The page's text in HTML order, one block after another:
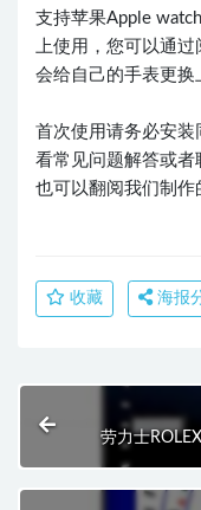
支持苹果Apple
上使用，您可以通过
会给自己的手表更换
首次使用请务必安装
看常见问题解答或者
也可以翻阅我们制作
收藏 海报
劳力士